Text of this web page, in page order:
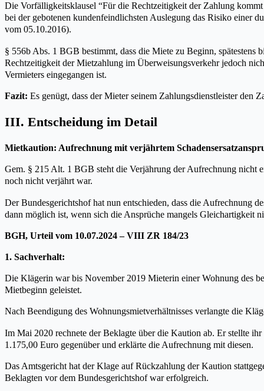
Die Vorfälligkeitsklausel “Für die Rechtzeitigkeit der Zahlung
bei der gebotenen kundenfeindlichsten Auslegung das Risiko einer
vom 05.10.2016).
§ 556b Abs. 1 BGB bestimmt, dass die Miete zu Beginn,
Rechtzeitigkeit der Mietzahlung im Überweisungsverkehr jedoch
Vermieters eingegangen ist.
Fazit: Es genügt, dass der Mieter seinem Zahlungsdienstleister den
III. Entscheidung im Detail
Mietkaution: Aufrechnung mit verjährtem
Gem. § 215 Alt. 1 BGB steht die Verjährung der Aufrechnung nicht
noch nicht verjährt war.
Der Bundesgerichtshof hat nun entschieden, dass die Aufrechnung
dann möglich ist, wenn sich die Ansprüche mangels Gleichartigkeit
BGH, Urteil vom 10.07.2024 – VIII ZR 184/23
1. Sachverhalt:
Die Klägerin war bis November 2019 Mieterin einer Wohnung des
Mietbeginn geleistet.
Nach Beendigung des Wohnungsmietverhältnisses verlangte die
Im Mai 2020 rechnete der Beklagte über die Kaution ab. Er stellte
1.175,00 Euro gegenüber und erklärte die Aufrechnung mit diesen.
Das Amtsgericht hat der Klage auf Rückzahlung der Kaution
Beklagten vor dem Bundesgerichtshof war erfolgreich.